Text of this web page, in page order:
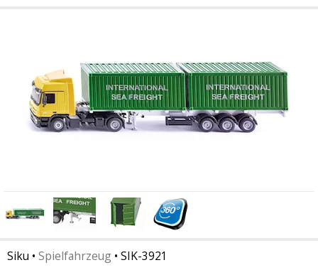
Siku • Spielfahrzeug • SIK-3921